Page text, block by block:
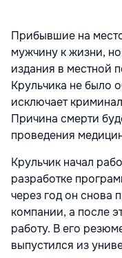
Прибывшие на
мужчину к жизни,
издания в местной
Крульчика не было
исключает
Причина смерти
проведения
Крульчик начал
разработке
через год он снова
компании, а после
работу. В его
выпустился из